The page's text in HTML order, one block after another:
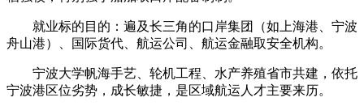
就业标的目的：遍及长三角的口岸集团（如上海港、宁波
舟山港）、国际货代、航运公司、航运金融取安全机构。
宁波大学帆海手艺、轮机工程、水产养殖省市共建，依托
宁波港区位劣势，成长敏捷，是区域航运人才主要来历。